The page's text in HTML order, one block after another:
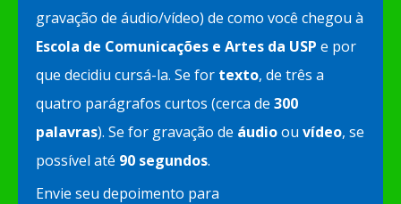
gravação de áudio/vídeo) de como você chegou à
Escola de Comunicações e Artes da USP e por
que decidiu cursá-la. Se for texto, de três a
quatro parágrafos curtos (cerca de 300
palavras). Se for gravação de áudioou vídeo, se
possível até 90 segundos.
Envie seu depoimento para